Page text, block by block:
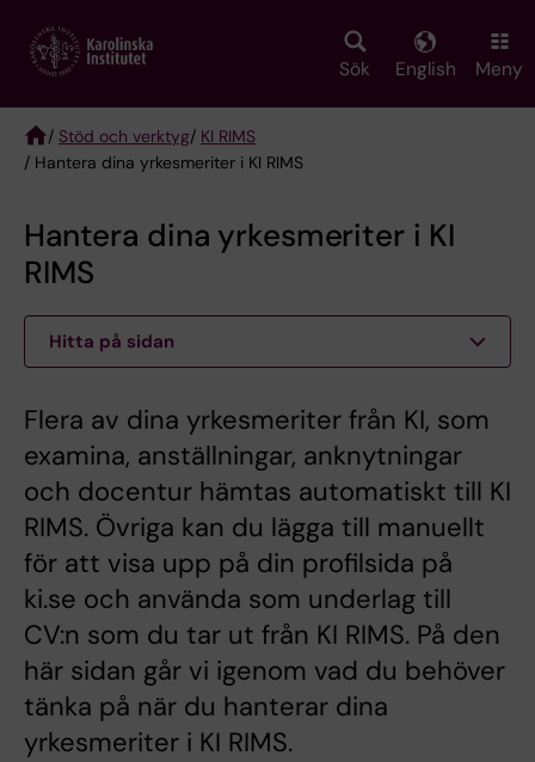
main
Sök English Meny
Breadcrumb
/ Stöd och verktyg/ KI RIMS
/ Hantera dina yrkesmeriter i KI RIMS
Hantera dina yrkesmeriter i KI
RIMS
Hitta på sidan
Flera av dina yrkesmeriter från KI, som
examina, anställningar, anknytningar
och docentur hämtas automatiskt till KI
RIMS. Övriga kan du lägga till manuellt
för att visa upp på din profilsida på
ki.se och använda som underlag till
CV:n som du tar ut från KI RIMS. På den
här sidan går vi igenom vad du behöver
tänka på när du hanterar dina
yrkesmeriter i KI RIMS.